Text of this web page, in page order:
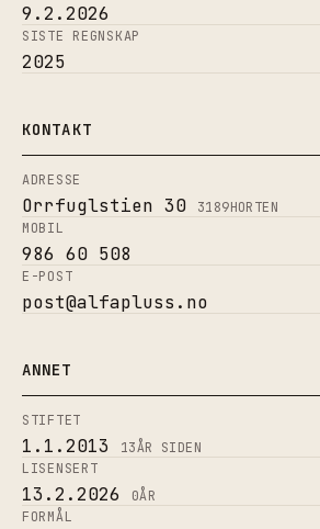
9.2.2026
SISTE REGNSKAP
2025
KONTAKT
ADRESSE
Orrfuglstien 30 3189HORTEN
MOBIL
986 60 508
E-POST
post@alfapluss.no
ANNET
STIFTET
1.1.2013 13ÅR SIDEN
LISENSERT
13.2.2026 0ÅR
FORMÅL